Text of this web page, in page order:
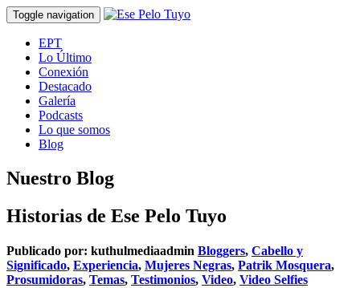
Toggle navigation
EPT
Lo Último
Conexión
Destacado
Galería
Podcasts
Lo que somos
Blog
Nuestro Blog
Historias de Ese Pelo Tuyo
Publicado por: kuthulmediaadmin Bloggers, Cabello y
Significado, Experiencia, Mujeres Negras, Patrik Mosquera,
Prosumidoras, Temas, Testimonios, Video, Video Selfies